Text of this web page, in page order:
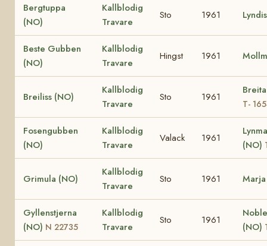
Bergtuppa
(NO)
Kallblodig
Travare
Sto 1961
Beste Gubben
(NO)
Kallblodig
Travare
Hingst 1961
Breiliss (NO)
Kallblodig
Travare
Sto 1961
T-
Fosengubben
(NO)
Kallblodig
Travare
Valack 1961
(NO)
Grimula (NO)
Kallblodig
Travare
Sto 1961
Gyllenstjerna
(NO) N 22735
Kallblodig
Travare
Sto 1961
(NO)